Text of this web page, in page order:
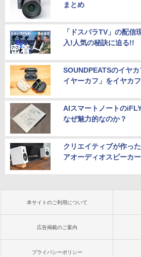
まとめ
「ドスパラTV」の配信
入!人気の秘訣に迫る!!
SOUNDPEATSのイヤ
イヤーカフ」をイヤカ
AIスマートノートの
なぜ魅力的なのか？
クリエイティブが作っ
アオーディオスピーカ
本サイトのご利用について
広告掲載のご案内
プライバシーポリシー